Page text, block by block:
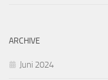
ARCHIVE
Juni 2024